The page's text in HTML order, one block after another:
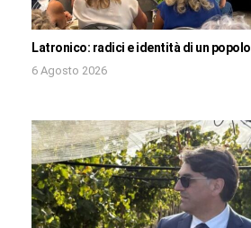
Latronico: radici e identità di un popolo
6 Agosto 2026